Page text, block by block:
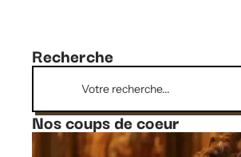
Recherche
Nos coups de coeur